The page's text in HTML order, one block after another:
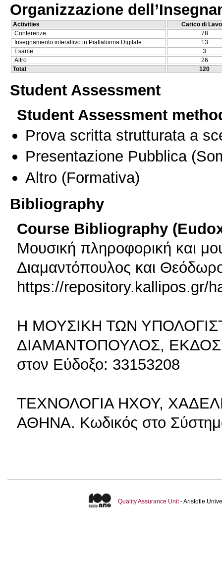
Organizzazione
Activities
Carico di
Conferenze
78
Insegnamento interattivo in Piattaforma Digitale
13
Esame
3
Altro
26
Total
120
Student Assessment
Student Assessment
Prova scritta strutturata a
Presentazione Pubblica
Altro (Formativa)
Bibliography
Course Bibliography
Μουσική πληροφορική και
Διαμαντόπουλος και
https://repository.kallipos.gr/
Η ΜΟΥΣΙΚΗ ΤΩΝ
ΔΙΑΜΑΝΤΟΠΟΥΛΟΣ,
στον Εύδοξο: 33153208
ΤΕΧΝΟΛΟΓΙΑ ΗΧΟΥ,
ΑΘΗΝΑ. Κωδικός στο
Quality Assurance Unit- Aristotle